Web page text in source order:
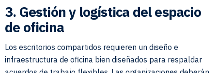
3. Gestión y logística del espacio
de oficina
Los escritorios compartidos requieren un diseño e
infraestructura de oficina bien diseñados para respaldar